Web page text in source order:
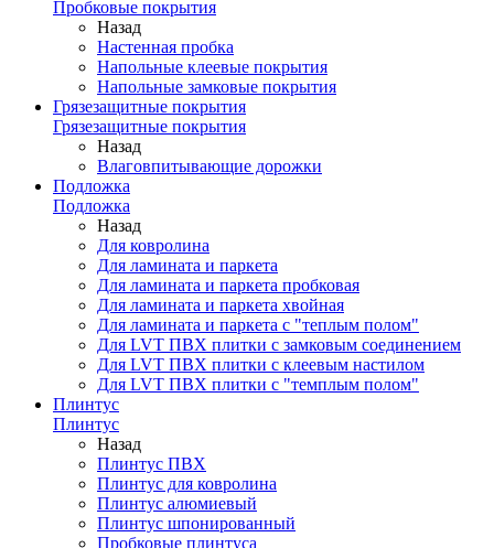
Пробковые покрытия
Назад
Настенная пробка
Напольные клеевые покрытия
Напольные замковые покрытия
Грязезащитные покрытия
Грязезащитные покрытия
Назад
Влаговпитывающие дорожки
Подложка
Подложка
Назад
Для ковролина
Для ламината и паркета
Для ламината и паркета пробковая
Для ламината и паркета хвойная
Для ламината и паркета с "теплым полом"
Для LVT ПВХ плитки с замковым соединением
Для LVT ПВХ плитки с клеевым настилом
Для LVT ПВХ плитки с "темплым полом"
Плинтус
Плинтус
Назад
Плинтус ПВХ
Плинтус для ковролина
Плинтус алюмиевый
Плинтус шпонированный
Пробковые плинтуса